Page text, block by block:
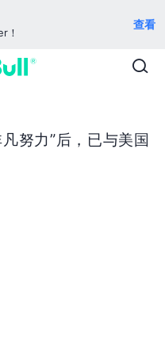
！
查看
努力”后，已与美国